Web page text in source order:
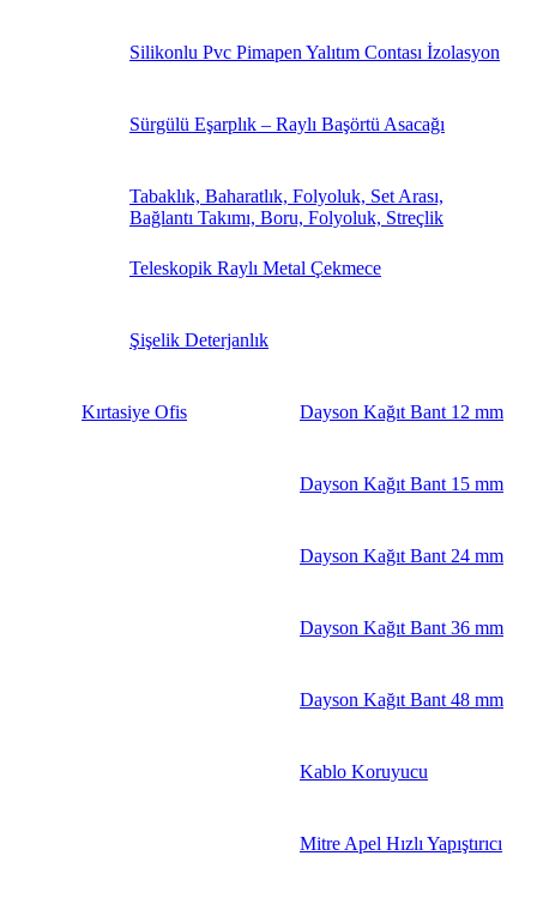
Silikonlu Pvc Pimapen Yalıtım Contası İzolasyon
Sürgülü Eşarplık – Raylı Başörtü Asacağı
Tabaklık, Baharatlık, Folyoluk, Set Arası,
Bağlantı Takımı, Boru, Folyoluk, Streçlik
Teleskopik Raylı Metal Çekmece
Şişelik Deterjanlık
Kırtasiye Ofis Dayson Kağıt Bant 12 mm
Dayson Kağıt Bant 15 mm
Dayson Kağıt Bant 24 mm
Dayson Kağıt Bant 36 mm
Dayson Kağıt Bant 48 mm
Kablo Koruyucu
Mitre Apel Hızlı Yapıştırıcı